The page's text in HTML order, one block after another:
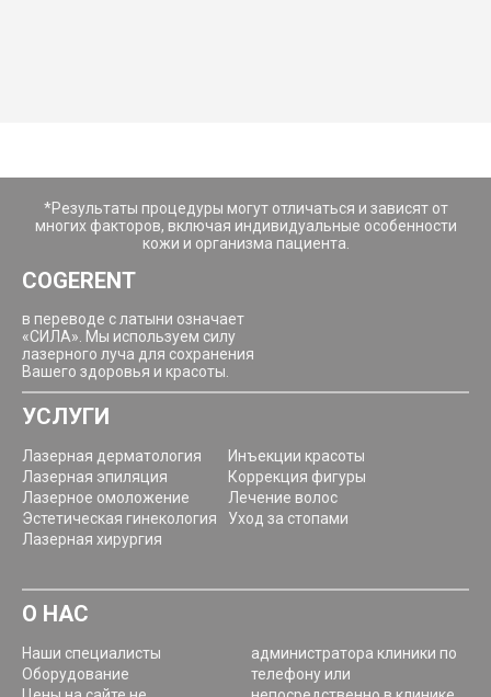
*Результаты процедуры могут отличаться и зависят от
многих факторов, включая индивидуальные особенности
кожи и организма пациента.
COGERENT
в переводе с латыни означает
«СИЛА». Мы используем силу
лазерного луча для сохранения
Вашего здоровья и красоты.
УСЛУГИ
Лазерная дерматология
Лазерная эпиляция
Лазерное омоложение
Эстетическая гинекология
Лазерная хирургия
Инъекции красоты
Коррекция фигуры
Лечение волос
Уход за стопами
О НАС
Наши специалисты
Оборудование
администратора клиники по
телефону или